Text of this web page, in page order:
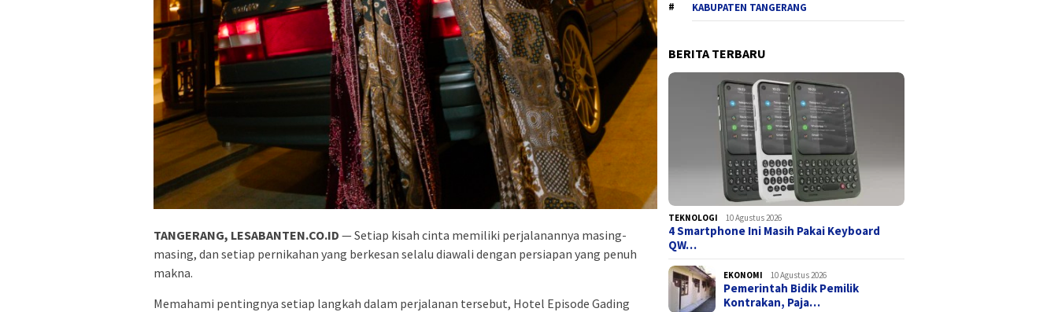
TANGERANG, LESABANTEN.CO.ID — Setiap kisah cinta memiliki perjalanannya masing-
masing, dan setiap pernikahan yang berkesan selalu diawali dengan persiapan yang penuh
makna.
Memahami pentingnya setiap langkah dalam perjalanan tersebut, Hotel Episode Gading
KABUPATEN TANGERANG
BERITA TERBARU
TEKNOLOGI 10 Agustus 2026
4 Smartphone Ini Masih Pakai Keyboard
QW…
EKONOMI 10 Agustus 2026
Pemerintah Bidik Pemilik
Kontrakan, Paja…